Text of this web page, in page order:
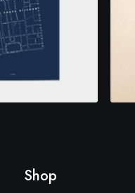
Shop